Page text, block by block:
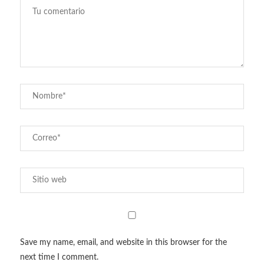
Save my name, email, and website in this browser for the
next time I comment.